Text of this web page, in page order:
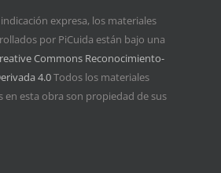
expresa, los materiales
por PiCuida están bajo una
Commons Reconocimiento-
4.0Todos los materiales
en esta obra son propiedad de sus